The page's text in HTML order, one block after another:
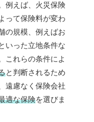
例えば、火災保険
って保険料が変わ
の規模、例えばお
いった立地条件な
これらの条件によ
と判断されるため
遠慮なく保険会社
適な保険を選びま